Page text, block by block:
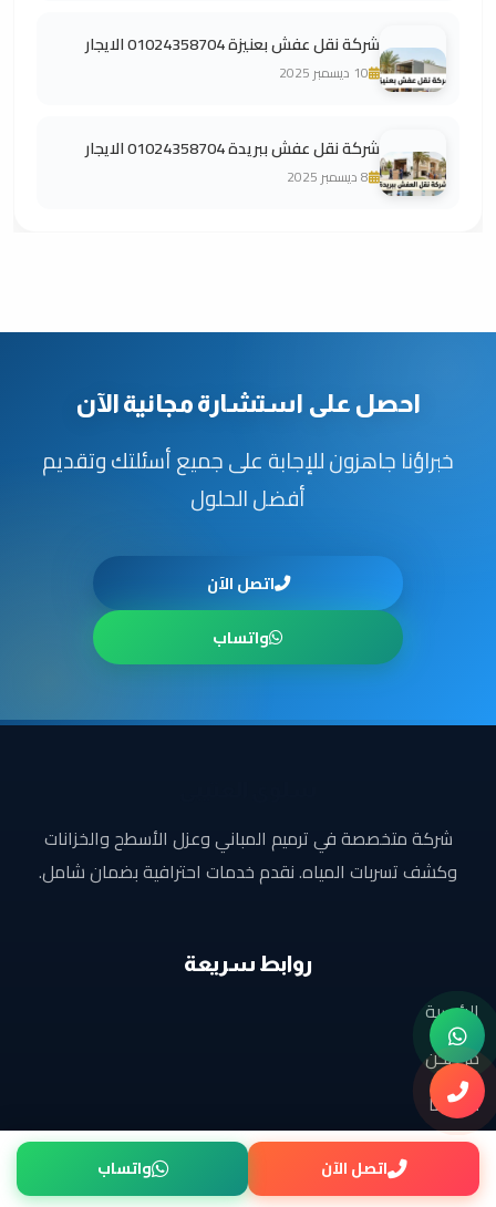
شركة نقل عفش بعنيزة 01024358704 الايجار
10 ديسمبر 2025
شركة نقل عفش ببريدة 01024358704 الايجار
8 ديسمبر 2025
اتصل الآن واتساب
احصل على استشارة مجانية الآن
خبراؤنا جاهزون للإجابة على جميع أسئلتك وتقديم
أفضل الحلول
اتصل الآن
واتساب
شركة متخصصة في ترميم المباني وعزل الأسطح والخزانات
وكشف تسربات المياه. نقدم خدمات احترافية بضمان شامل.
روابط سريعة
الرئيسية
من نحن
خدماتنا
مشاريعنا
الأسئلة الشائعة